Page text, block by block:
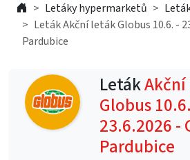
Letáky hypermarketů
Leták Akční leták Globus 10.6. -
Pardubice
Leták
Globus
23.6.2026 -
Pardubice